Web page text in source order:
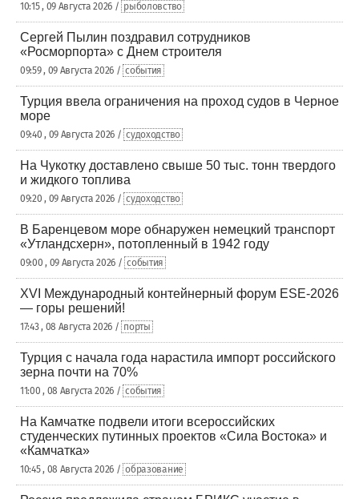
10:15 , 09 Августа 2026 / рыболовство
Сергей Пылин поздравил сотрудников
«Росморпорта» с Днем строителя
09:59 , 09 Августа 2026 / события
Турция ввела ограничения на проход судов в Черное
море
09:40 , 09 Августа 2026 / судоходство
На Чукотку доставлено свыше 50 тыс. тонн твердого
и жидкого топлива
09:20 , 09 Августа 2026 / судоходство
В Баренцевом море обнаружен немецкий транспорт
«Утландсхерн», потопленный в 1942 году
09:00 , 09 Августа 2026 / события
XVI Международный контейнерный форум ESE-2026
— горы решений!
17:43 , 08 Августа 2026 / порты
Турция с начала года нарастила импорт российского
зерна почти на 70%
11:00 , 08 Августа 2026 / события
На Камчатке подвели итоги всероссийских
студенческих путинных проектов «Сила Востока» и
«Камчатка»
10:45 , 08 Августа 2026 / образование